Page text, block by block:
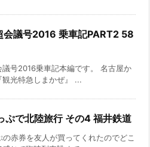
会議号2016 乗車記PART2 58
議号2016乗車記本編です。 名古屋か
観光特急しまかぜ』 ...
ぷで北陸旅行 その4 福井鉄道
の赤券を友人が買ってくれたのでどこ